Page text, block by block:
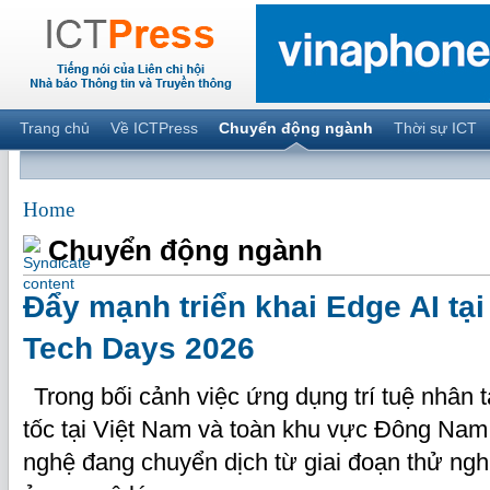
Trang chủ Về ICTPress Chuyển động ngành Thời sự ICT
Home
Chuyển động ngành
Đẩy mạnh triển khai Edge AI
Tech Days 2026
Trong bối cảnh việc ứng dụng trí tuệ nhân
tốc tại Việt Nam và toàn khu vực Đông
nghệ đang chuyển dịch từ giai đoạn thử